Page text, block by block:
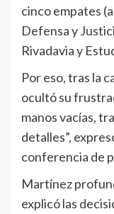
cinco empates
Defensa y
Rivadavia y
Por eso, tras la
ocultó su
manos vacías,
detalles”,
conferencia de
Martínez
explicó las